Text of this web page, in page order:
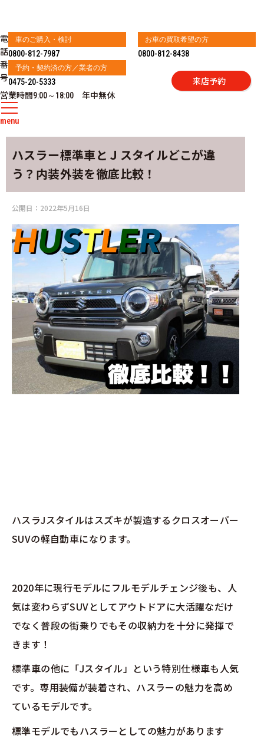
電
話
番
号
車のご購入・検討
0800-812-7987
お車の買取希望の方
0800-812-8438
予約・契約済の方／業者の方
0475-20-5333
営業時間9:00～18:00 年中無休
来店予約
menu
ハスラー標準車とＪスタイルどこが違
う？内装外装を徹底比較！
公開日： 2022年5月16日
ハスラJスタイルはスズキが製造するクロスオーバー
SUVの軽自動車になります。
2020年に現行モデルにフルモデルチェンジ後も、人
気は変わらずSUVとしてアウトドアに大活躍なだけ
でなく普段の街乗りでもその収納力を十分に発揮で
きます！
標準車の他に「Jスタイル」という特別仕様車も人気
です。専用装備が装着され、ハスラーの魅力を高め
ているモデルです。
標準モデルでもハスラーとしての魅力があります